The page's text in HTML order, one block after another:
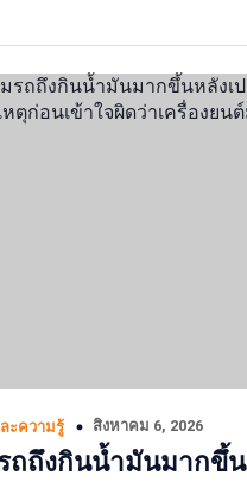
ะความรู้ สิงหาคม 6, 2026
ถถึงกินน้ำมันมากขึ้